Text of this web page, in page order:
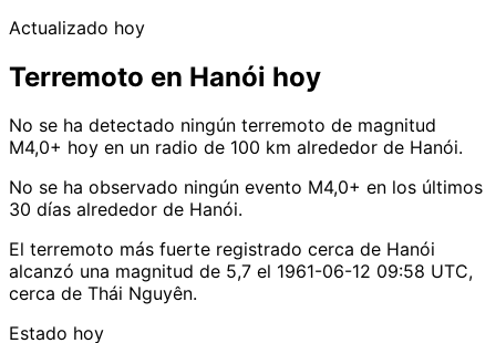
Actualizado hoy
Terremoto en Hanói hoy
No se ha detectado ningún terremoto de magnitud
M4,0+ hoy en un radio de 100 km alrededor de Hanói.
No se ha observado ningún evento M4,0+ en los últimos
30 días alrededor de Hanói.
El terremoto más fuerte registrado cerca de Hanói
alcanzó una magnitud de 5,7 el 1961-06-12 09:58 UTC,
cerca de Thái Nguyên.
Estado hoy